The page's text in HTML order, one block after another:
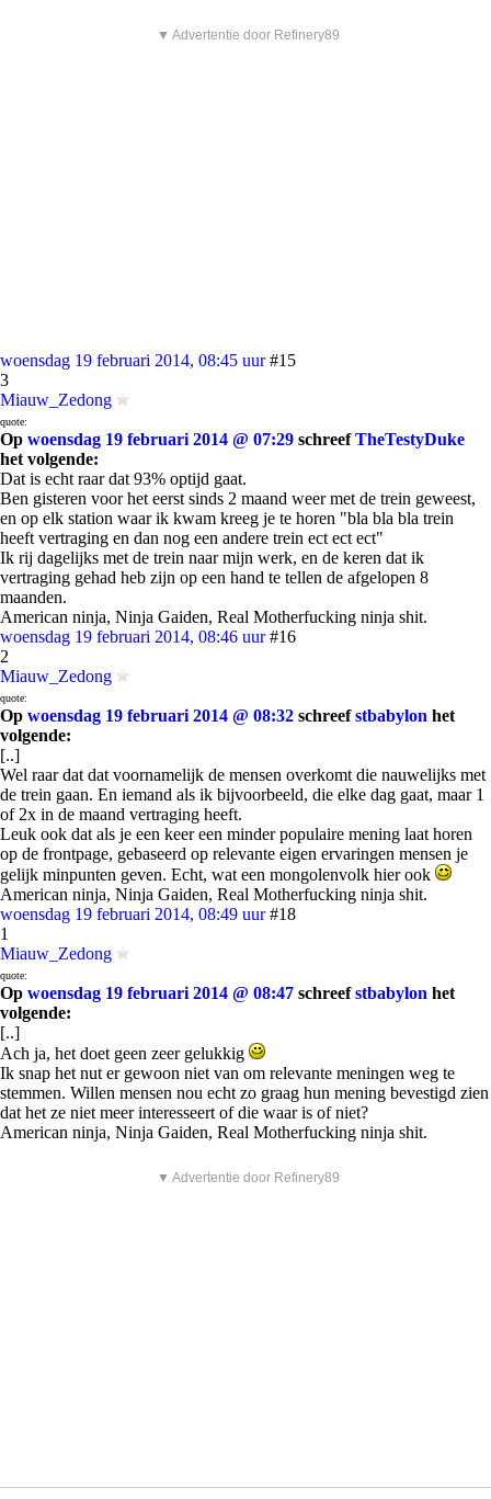
▼ Advertentie door Refinery89
woensdag 19 februari 2014, 08:45 uur #15
3
Miauw_Zedong
quote:
Op woensdag 19 februari 2014 @ 07:29 schreefTheTestyDuke
het volgende:
Dat is echt raar dat 93% optijd gaat.
Ben gisteren voor het eerst sinds 2 maand weer met de trein geweest,
en op elk station waar ik kwam kreeg je te horen "bla bla bla trein
heeft vertraging en dan nog een andere trein ect ect ect"
Ik rij dagelijks met de trein naar mijn werk, en de keren dat ik
vertraging gehad heb zijn op een hand te tellen de afgelopen 8
maanden.
American ninja, Ninja Gaiden, Real Motherfucking ninja shit.
woensdag 19 februari 2014, 08:46 uur #16
2
Miauw_Zedong
quote:
Op woensdag 19 februari 2014 @ 08:32 schreefstbabylon het
volgende:
[..]
Wel raar dat dat voornamelijk de mensen overkomt die nauwelijks met
de trein gaan. En iemand als ik bijvoorbeeld, die elke dag gaat, maar 1
of 2x in de maand vertraging heeft.
Leuk ook dat als je een keer een minder populaire mening laat horen
op de frontpage, gebaseerd op relevante eigen ervaringen mensen je
gelijk minpunten geven. Echt, wat een mongolenvolk hier ook
American ninja, Ninja Gaiden, Real Motherfucking ninja shit.
woensdag 19 februari 2014, 08:49 uur #18
1
Miauw_Zedong
quote:
Op woensdag 19 februari 2014 @ 08:47 schreefstbabylon het
volgende:
[..]
Ach ja, het doet geen zeer gelukkig
Ik snap het nut er gewoon niet van om relevante meningen weg te
stemmen. Willen mensen nou echt zo graag hun mening bevestigd zien
dat het ze niet meer interesseert of die waar is of niet?
American ninja, Ninja Gaiden, Real Motherfucking ninja shit.
▼ Advertentie door Refinery89